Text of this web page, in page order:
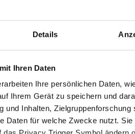
Details
Ihren Daten
Ihre persönlichen Daten,
Ihrem Gerät zu speichern und
und Inhalten,
Daten für welche Zwecke nutzt.
Verkaufsgruppen die